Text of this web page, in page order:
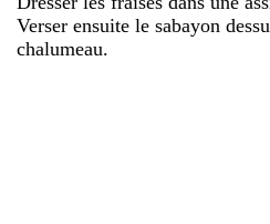
Verser ensuite le sabayon
chalumeau.